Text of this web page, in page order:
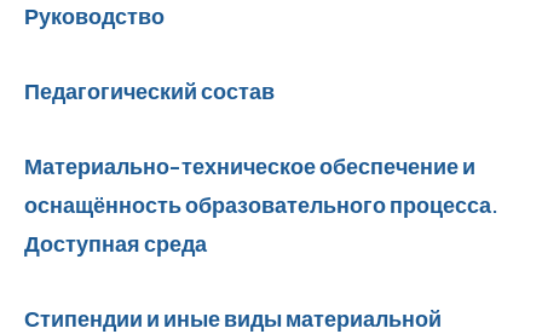
Руководство
Педагогический состав
Материально-техническое обеспечение и
оснащённость образовательного процесса.
Доступная среда
Стипендии и иные виды материальной